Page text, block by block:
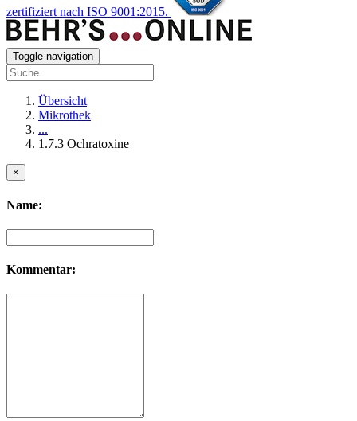
zertifiziert nach ISO 9001:2015.
Toggle navigation
Übersicht
Mikrothek
...
1.7.3 Ochratoxine
×
Name:
Kommentar: